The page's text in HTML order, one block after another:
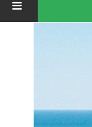
Zavod